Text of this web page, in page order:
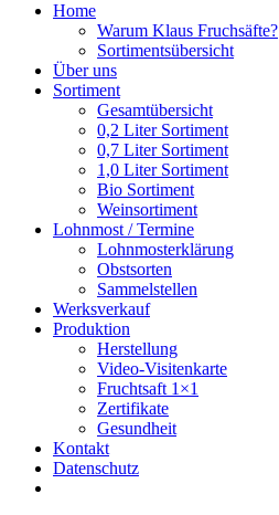
Home
Warum Klaus Fruchsäfte?
Sortimentsübersicht
Über uns
Sortiment
Gesamtübersicht
0,2 Liter Sortiment
0,7 Liter Sortiment
1,0 Liter Sortiment
Bio Sortiment
Weinsortiment
Lohnmost / Termine
Lohnmosterklärung
Obstsorten
Sammelstellen
Werksverkauf
Produktion
Herstellung
Video-Visitenkarte
Fruchtsaft 1×1
Zertifikate
Gesundheit
Kontakt
Datenschutz